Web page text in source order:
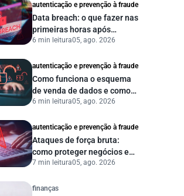
autenticação e prevenção à fraude
Data breach: o que fazer nas
primeiras horas após
vazamento de dados?
6 min leitura05, ago. 2026
autenticação e prevenção à fraude
Como funciona o esquema
de venda de dados e como
proteger sua empresa?
6 min leitura05, ago. 2026
autenticação e prevenção à fraude
Ataques de força bruta:
como proteger negócios e
dados digitais
7 min leitura05, ago. 2026
finanças